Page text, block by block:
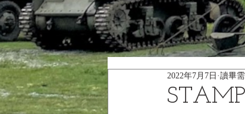
2022年7月7日 讀畢